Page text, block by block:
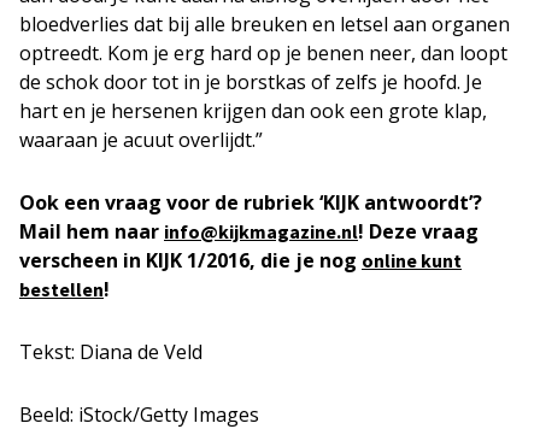
bloedverlies dat bij alle breuken en letsel aan organen
optreedt. Kom je erg hard op je benen neer, dan loopt
de schok door tot in je borstkas of zelfs je hoofd. Je
hart en je hersenen krijgen dan ook een grote klap,
waaraan je acuut overlijdt.”
Ook een vraag voor de rubriek ‘KIJK antwoordt’?
Mail hem naar info@kijkmagazine.nl! Deze vraag
verscheen in KIJK 1/2016, die je nog online kunt
bestellen!
Tekst: Diana de Veld
Beeld: iStock/Getty Images